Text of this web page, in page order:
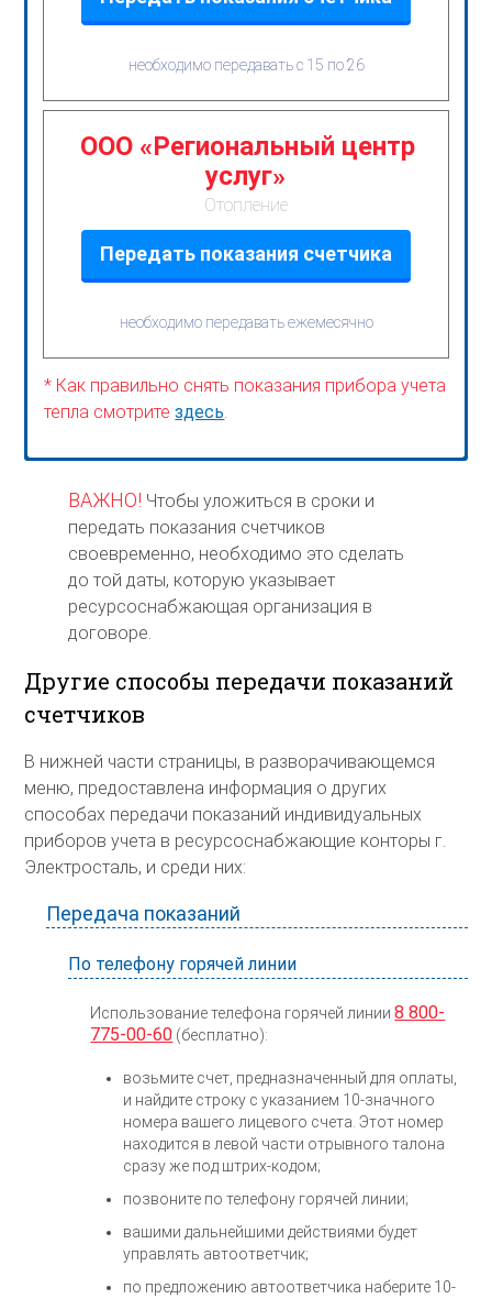
необходимо передавать с 15 по 26
ООО «Региональный центр
услуг»
Отопление
Передать показания счетчика
необходимо передавать ежемесячно
* Как правильно снять показания прибора учета
тепла смотритездесь
ВАЖНО! Чтобы уложиться в сроки и
передать показания счетчиков
своевременно, необходимо это сделать
до той даты, которую указывает
ресурсоснабжающая организация в
договоре.
Другие способы передачи показаний
счетчиков
В нижней части страницы, в разворачивающемся
меню, предоставлена информация о других
способах передачи показаний индивидуальных
приборов учета в ресурсоснабжающие конторы г.
Электросталь, и среди них:
Передача показаний
По телефону горячей линии
Использование телефона горячей линии8 800-
775-00-60 (бесплатно):
возьмите счет, предназначенный для оплаты,
и найдите строку с указанием 10-значного
номера вашего лицевого счета. Этот номер
находится в левой части отрывного талона
сразу же под штрих-кодом;
позвоните по телефону горячей линии;
вашими дальнейшими действиями будет
управлять автоответчик;
по предложению автоответчика наберите 10-